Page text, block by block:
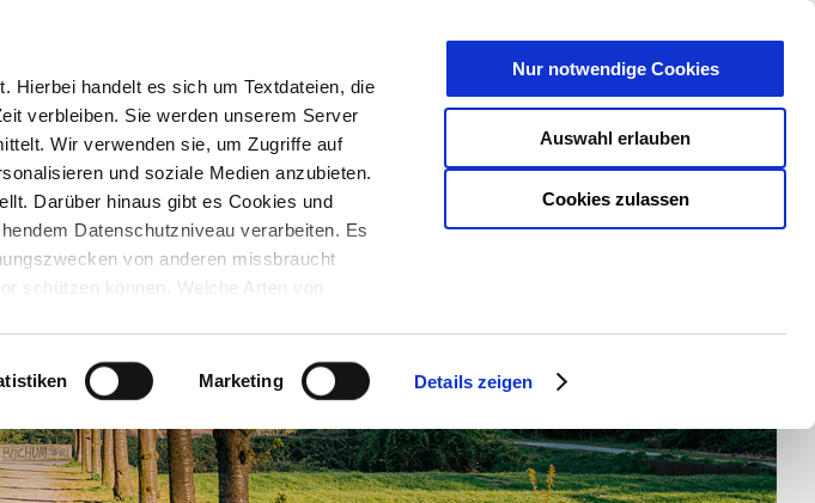
Hierbei handelt es sich um Textdateien, die
verbleiben. Sie werden unserem Server
Wir verwenden sie, um Zugriffe auf
und soziale Medien anzubieten.
Darüber hinaus gibt es Cookies und
Datenschutzniveau verarbeiten. Es
von anderen missbraucht
schützen können. Welche Arten von
Auswahl der gewünschten Cookies kann
werden.
Marketing Details zeigen
Cookies zulassen
Auswahl erlauben
Nur notwendige Cookies
SCHRIFTGRÖßE: